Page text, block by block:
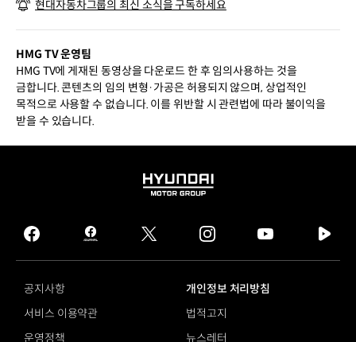
현대자동차그룹의 최신 소식을 구독하세요
HMG TV 운영팀
HMG TV에 게재된 동영상을 다운로드 한 후 임의사용하는 것을
금합니다. 콘텐츠의 임의 변형·가공은 허용되지 않으며, 상업적인
목적으로 사용할 수 없습니다. 이를 위반할 시 관련법에 따라 불이익을
받을 수 있습니다.
HYUNDAI
GROUP
facebook
hmg
journal
twitter instagram
tv
공지사항
개인정보 처리방침
서비스 이용약관
법적고지
운영정책
뉴스레터